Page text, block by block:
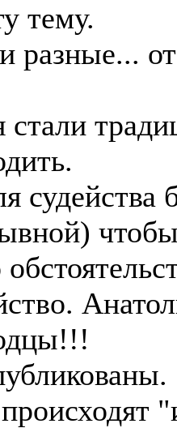
тему.
стали
судейства